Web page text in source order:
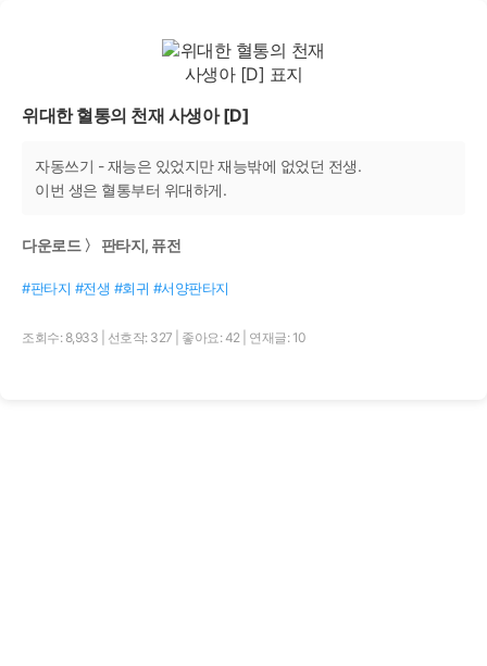
위대한 혈통의 천재 사생아 [D]
자동쓰기 - 재능은 있었지만 재능밖에 없었던 전생.
이번 생은 혈통부터 위대하게.
다운로드 〉 판타지, 퓨전
#판타지 #전생 #회귀 #서양판타지
조회수: 8,933 선호작: 327 좋아요: 42 연재글: 10